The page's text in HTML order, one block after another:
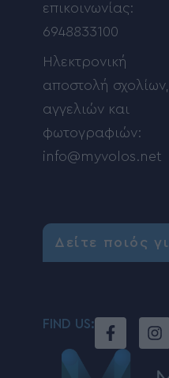
επικοινωνίας:
6948833100
Ηλεκτρονική
αποστολή σχολίων,
αγγελιών και
φωτογραφιών:
info@myvolos.net
Δείτε ποιός
FIND US: